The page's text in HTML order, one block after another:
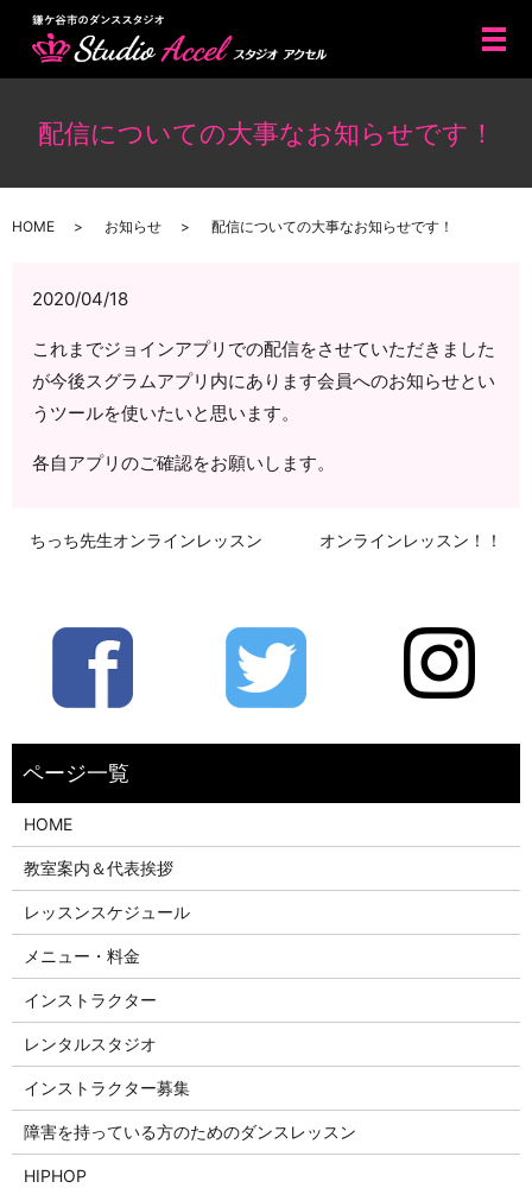
メ
配信についての大事なお知らせです！
HOME お知らせ 配信についての大事なお知らせです！
2020/04/18
これまでジョインアプリでの配信をさせていただきました
が今後スグラムアプリ内にあります会員へのお知らせとい
うツールを使いたいと思います。
各自アプリのご確認をお願いします。
ちっち先生オンラインレッスン オンラインレッスン！！
HOME
教室案内＆代表挨拶
レッスンスケジュール
メニュー・料金
インストラクター
レンタルスタジオ
インストラクター募集
障害を持っている方のためのダンスレッスン
HIPHOP